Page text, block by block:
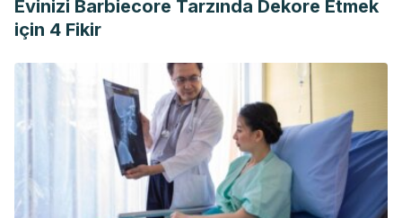
Evinizi Barbiecore Tarzında Dekore Etmek
için 4 Fikir